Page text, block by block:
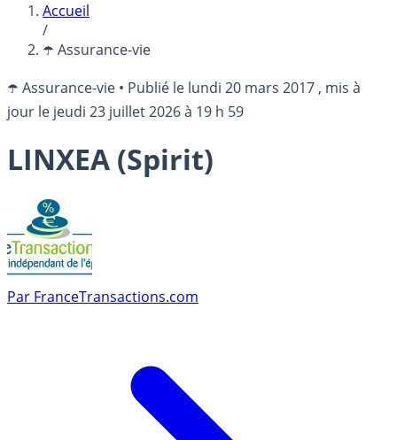
Accueil
/
☂️ Assurance-vie
☂️ Assurance-vie • Publié le lundi 20 mars 2017 , mis à
jour le jeudi 23 juillet 2026 à 19 h 59
LINXEA (Spirit)
Par FranceTransactions.com